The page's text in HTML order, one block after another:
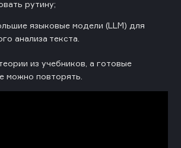
рутину;
языковые модели (LLM) для
анализа текста.
из учебников, а готовые
можно повторять.